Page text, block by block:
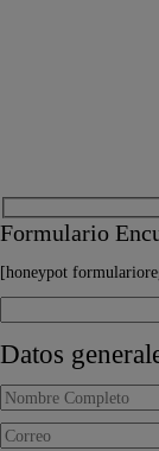
Formulario
[honeypot
Datos